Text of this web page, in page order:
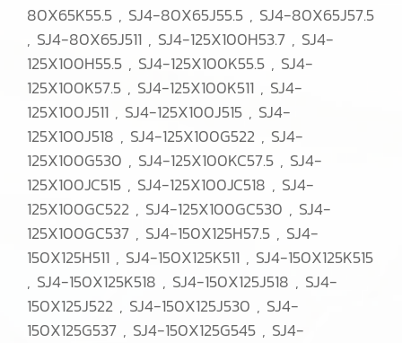
80X65K55.5 , SJ4-80X65J55.5 , SJ4-80X65J57.5
, SJ4-80X65J511 , SJ4-125X100H53.7 , SJ4-
125X100H55.5 , SJ4-125X100K55.5 , SJ4-
125X100K57.5 , SJ4-125X100K511 , SJ4-
125X100J511 , SJ4-125X100J515 , SJ4-
125X100J518 , SJ4-125X100G522 , SJ4-
125X100G530 , SJ4-125X100KC57.5 , SJ4-
125X100JC515 , SJ4-125X100JC518 , SJ4-
125X100GC522 , SJ4-125X100GC530 , SJ4-
125X100GC537 , SJ4-150X125H57.5 , SJ4-
150X125H511 , SJ4-150X125K511 , SJ4-150X125K515
, SJ4-150X125K518 , SJ4-150X125J518 , SJ4-
150X125J522 , SJ4-150X125J530 , SJ4-
150X125G537 , SJ4-150X125G545 , SJ4-